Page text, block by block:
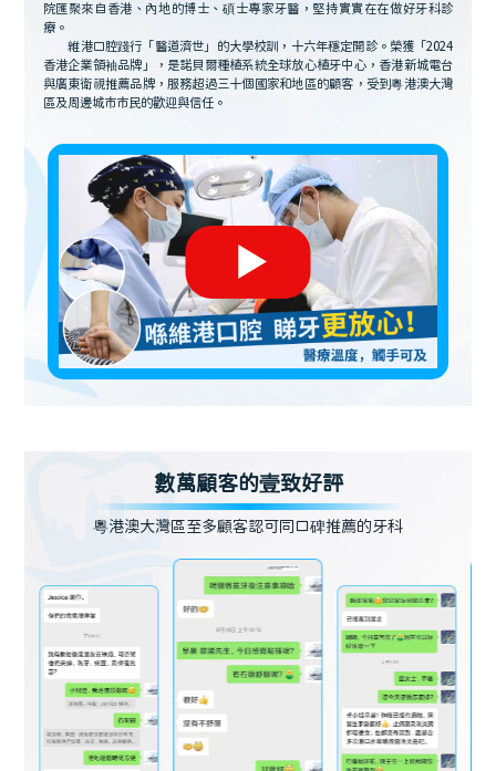
院匯聚來自香港、內地的博士、碩士專家牙醫，堅持實實在在做好牙科診
療。
維港口腔踐行「醫道濟世」的大學校訓，十六年穩定開診。榮獲「2024
香港企業領袖品牌」，是諾貝爾種植系統全球放心植牙中心，香港新城電台
與廣東衛視推薦品牌，服務超過三十個國家和地區的顧客，受到粵港澳大灣
區及周邊城市市民的歡迎與信任。
數萬顧客的壹致好評
粵港澳大灣區至多顧客認可同口碑推薦的牙科